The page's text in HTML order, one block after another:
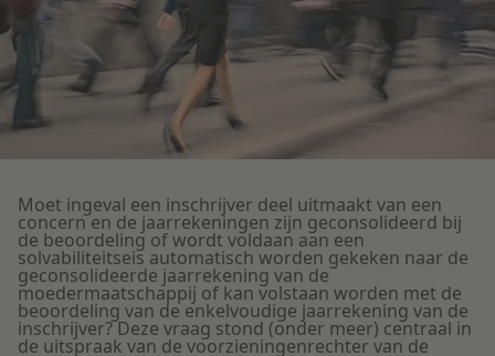
Onderwijs
Moet ingeval een inschrijver deel uitmaakt van een
concern en de jaarrekeningen zijn geconsolideerd bij
de beoordeling of wordt voldaan aan een
solvabiliteitseis automatisch worden gekeken naar de
geconsolideerde jaarrekening van de
moedermaatschappij of kan volstaan worden met de
beoordeling van de enkelvoudige jaarrekening van de
inschrijver? Deze vraag stond (onder meer) centraal in
de uitspraak van de voorzieningenrechter van de